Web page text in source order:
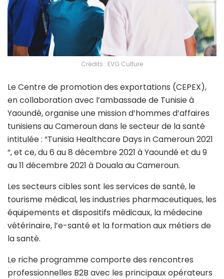
Crédits : EVG Culture
Le Centre de promotion des exportations (CEPEX),
en collaboration avec l’ambassade de Tunisie à
Yaoundé, organise une mission d’hommes d’affaires
tunisiens au Cameroun dans le secteur de la santé
intitulée : “Tunisia Healthcare Days in Cameroun 2021
“, et ce, du 6 au 8 décembre 2021 à Yaoundé et du 9
au 11 décembre 2021 à Douala au Cameroun.
Les secteurs cibles sont les services de santé, le
tourisme médical, les industries pharmaceutiques, les
équipements et dispositifs médicaux, la médecine
vétérinaire, l’e-santé et la formation aux métiers de
la santé.
Le riche programme comporte des rencontres
professionnelles B2B avec les principaux opérateurs